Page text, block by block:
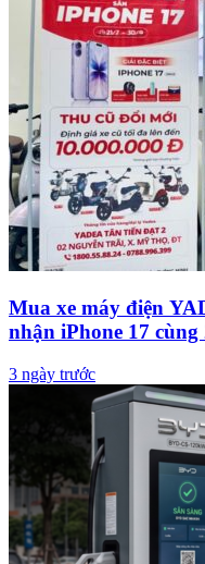
Mua xe máy điện
nhận iPhone 17
3 ngày trước